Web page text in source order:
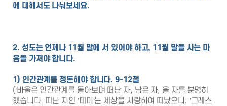
에 대해서도 나눠보세요.
2. 성도는 언제나 11월 말에 서 있어야 하고, 11월 말을 사는 마
음을 가져야 합니다.
1) 인간관계를 정돈해야 합니다. 9-12절
(‘바울은 인간관계를 돌아보며 떠난 자, 남은 자, 올 자를 분명히
했습니다. 떠난 자인 ’데마‘는 세상을 사랑하여 떠났으나, ’그레스